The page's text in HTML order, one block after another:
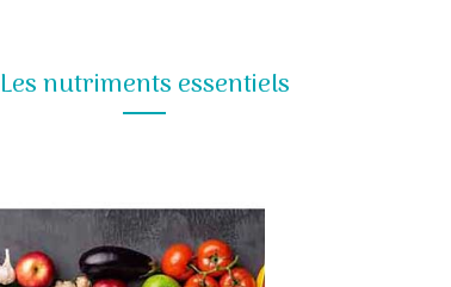
Les nutriments essentiels